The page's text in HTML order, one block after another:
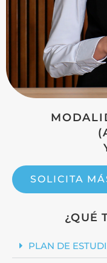
SOLICITA
¿QUÉ
PLAN DE